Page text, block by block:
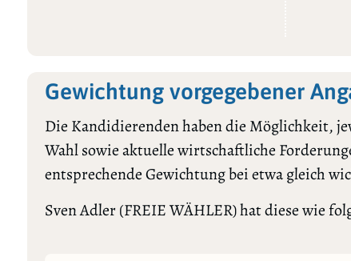
Gewichtung vorgegebener
Die Kandidierenden haben die Möglichkeit,
Wahl sowie aktuelle wirtschaftliche
entsprechende Gewichtung bei etwa gleich
Sven Adler (FREIE WÄHLER) hat diese wie